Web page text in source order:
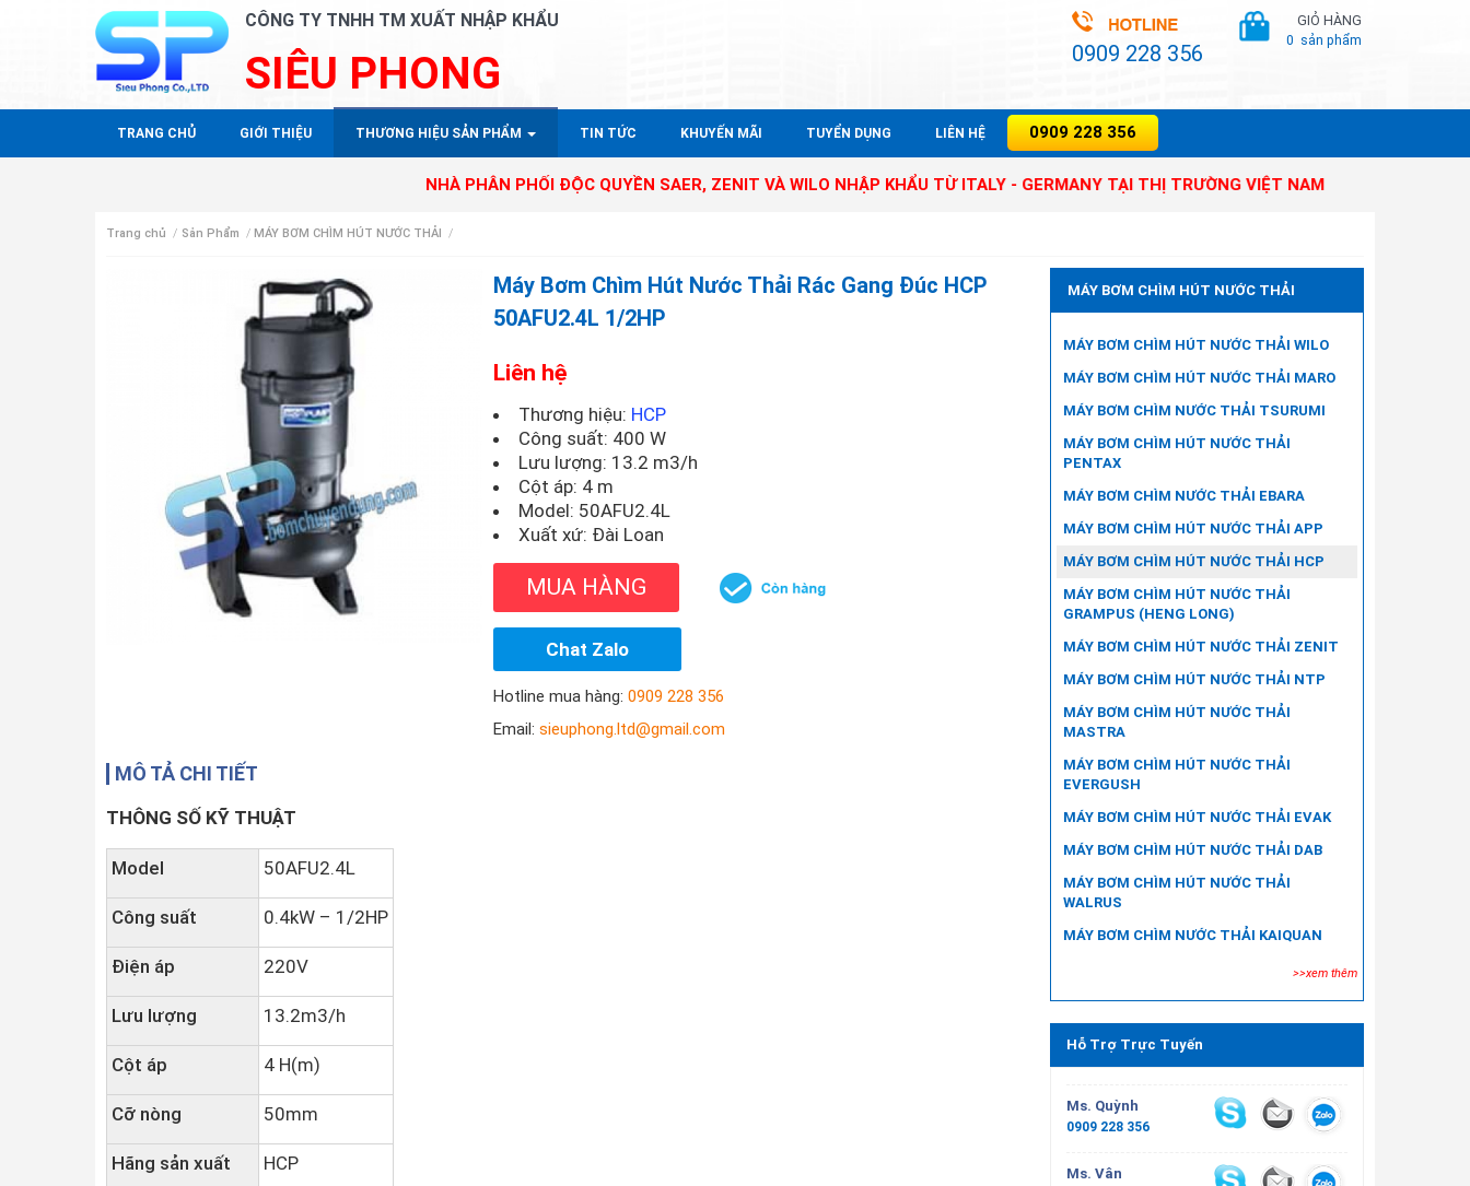
CÔNG TY TNHH TM XUẤT NHẬP KHẨU
SIÊU PHONG 0909 228 356
GIỎ HÀNG
0 sản phẩm
TRANG CHỦ GIỚI THIỆU THƯƠNG HIỆU SẢN PHẨM TIN TỨC KHUYẾN MÃI TUYỂN DỤNG LIÊN HỆ 0909 228 356
NHÀ PHÂN PHỐI ĐỘC QUYỀN SAER, ZENIT VÀ WILO NHẬP KHẨU TỪ ITALY - GERMANY TẠI THỊ TRƯỜNG VIỆT NAM
Trang chủ / Sản Phẩm / MÁY BƠM CHÌM HÚT NƯỚC THẢI /
Máy Bơm Chìm Hút Nước Thải Rác Gang Đúc HCP
50AFU2.4L 1/2HP
Liên hệ
Thương hiệu: HCP
Công suất: 400 W
Lưu lượng: 13.2 m3/h
Cột áp: 4 m
Model: 50AFU2.4L
Xuất xứ: Đài Loan
MUA HÀNG
Chat Zalo
Hotline mua hàng:0909 228 356
Email:sieuphong.ltd@gmail.com
MÔ TẢ CHI TIẾT
THÔNG SỐ KỸ THUẬT
Model 50AFU2.4L
Công suất 0.4kW – 1/2HP
Điện áp 220V
Lưu lượng 13.2m3/h
Cột áp 4 H(m)
Cỡ nòng 50mm
Hãng sản xuất HCP
MÁY BƠM CHÌM HÚT NƯỚC THẢI
MÁY BƠM CHÌM HÚT NƯỚC THẢI WILO
MÁY BƠM CHÌM HÚT NƯỚC THẢI MARO
MÁY BƠM CHÌM NƯỚC THẢI TSURUMI
MÁY BƠM CHÌM HÚT NƯỚC THẢI
PENTAX
MÁY BƠM CHÌM NƯỚC THẢI EBARA
MÁY BƠM CHÌM HÚT NƯỚC THẢI APP
MÁY BƠM CHÌM HÚT NƯỚC THẢI HCP
MÁY BƠM CHÌM HÚT NƯỚC THẢI
GRAMPUS (HENG LONG)
MÁY BƠM CHÌM HÚT NƯỚC THẢI ZENIT
MÁY BƠM CHÌM HÚT NƯỚC THẢI NTP
MÁY BƠM CHÌM HÚT NƯỚC THẢI
MASTRA
MÁY BƠM CHÌM HÚT NƯỚC THẢI
EVERGUSH
MÁY BƠM CHÌM HÚT NƯỚC THẢI EVAK
MÁY BƠM CHÌM HÚT NƯỚC THẢI DAB
MÁY BƠM CHÌM HÚT NƯỚC THẢI
WALRUS
MÁY BƠM CHÌM NƯỚC THẢI KAIQUAN
>>xem thêm
Hỗ Trợ Trực Tuyến
Ms. Quỳnh
0909 228 356
Ms. Vân